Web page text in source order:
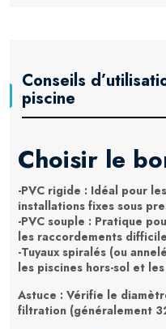
Conseils
piscine
Choisir le
-PVC rigide : Idéal pour
installations fixes sous
-PVC souple : Pratique
les raccordements
-Tuyaux spiralés (ou
les piscines hors-sol et
Astuce : Vérifie le
filtration (généralement